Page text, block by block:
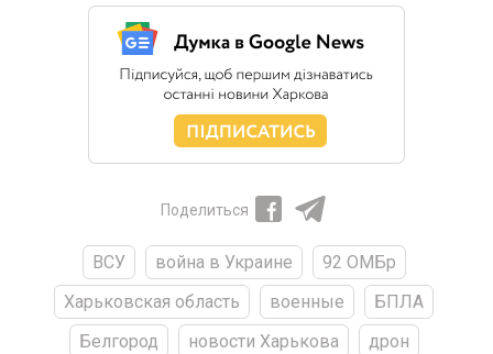
Поделиться
ВСУ война в Украине
92 ОМБр
Харьковская область
военные
БПЛА
Белгород
новости Харькова
дрон